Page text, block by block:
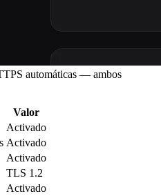
automáticas — ambos
Valor
Activado
Activado
Activado
TLS 1.2
Activado